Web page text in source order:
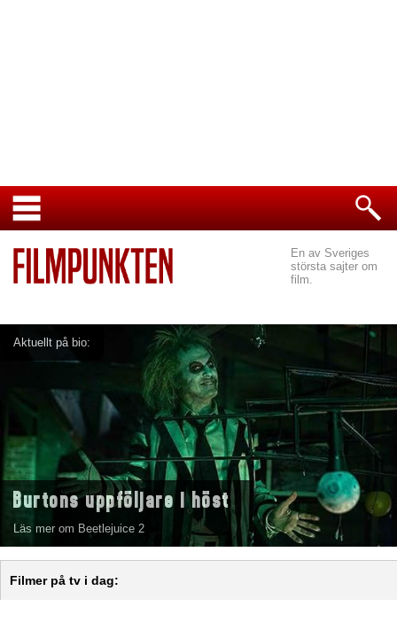
En av Sveriges
största sajter om
film.
Aktuellt på bio:
Burtons uppföljare i höst
Läs mer om Beetlejuice 2
Filmer på tv i dag: